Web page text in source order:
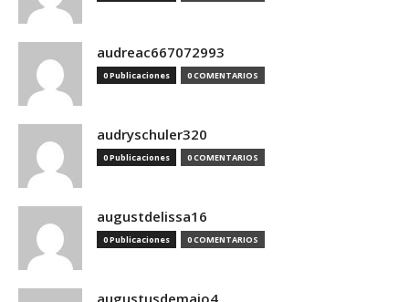
audreac667072993
0 Publicaciones 0 COMENTARIOS
audryschuler320
0 Publicaciones 0 COMENTARIOS
augustdelissa16
0 Publicaciones 0 COMENTARIOS
augustusdemaio4